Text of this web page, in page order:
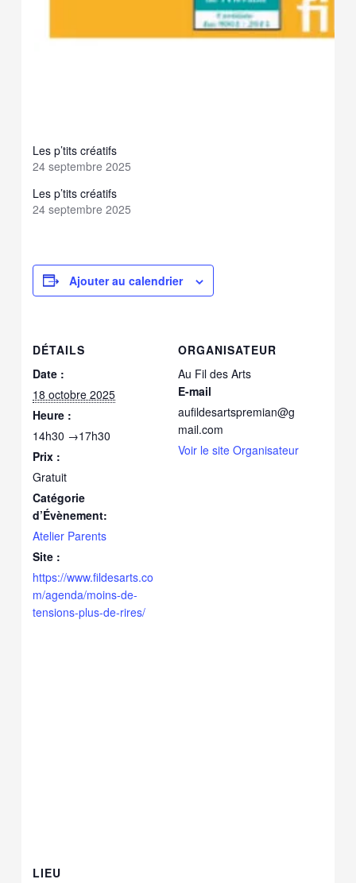
Les p’tits créatifs
24 septembre 2025
Les p’tits créatifs
24 septembre 2025
Ajouter au calendrier
DÉTAILS
Date :
18 octobre 2025
Heure :
14h30 →17h30
Prix :
Gratuit
Catégorie
d’Évènement:
Atelier Parents
Site :
https://www.fildesarts.co
m/agenda/moins-de-
tensions-plus-de-rires/
ORGANISATEUR
Au Fil des Arts
E-mail
aufildesartspremian@g
mail.com
Voir le site Organisateur
LIEU